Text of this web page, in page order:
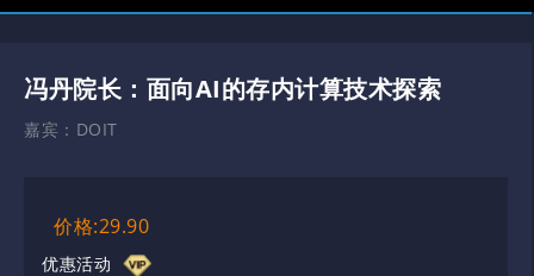
冯丹院长：面向AI的存内计算技术探索
嘉宾： DOIT
价格:29.90
优惠活动